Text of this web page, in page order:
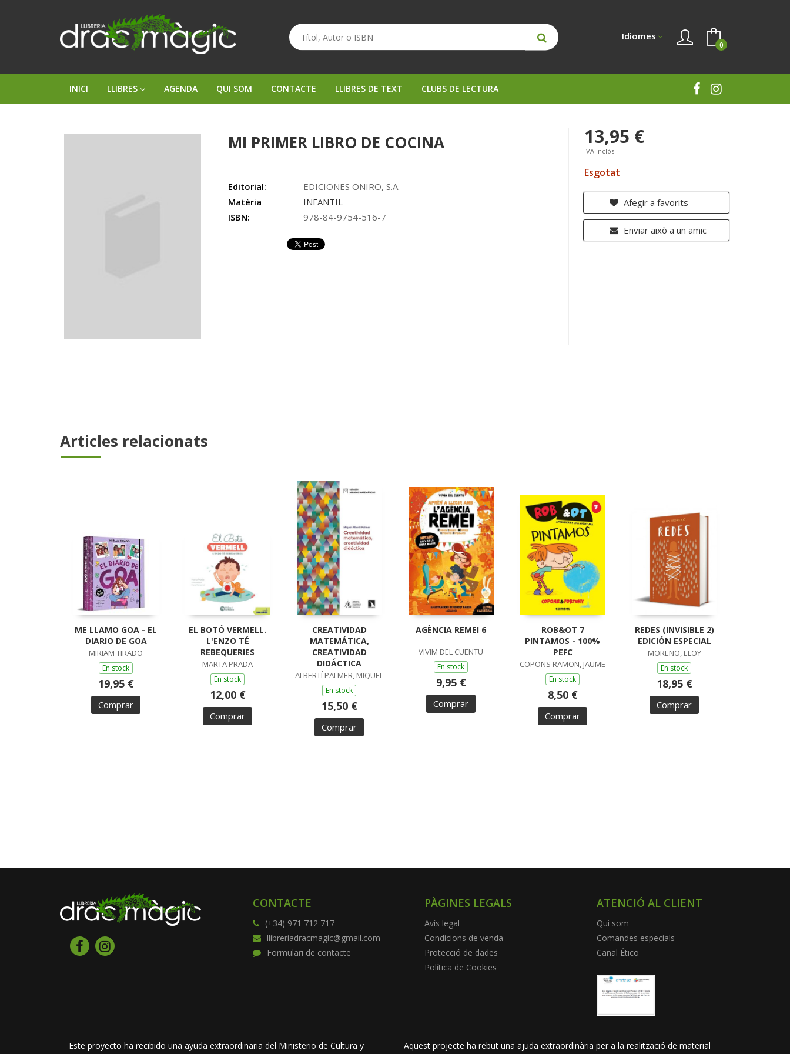
Idiomes
0
INICI LLIBRES AGENDA QUI SOM CONTACTE LLIBRES DE TEXT CLUBS DE LECTURA
MI PRIMER LIBRO DE COCINA
Editorial:
EDICIONES ONIRO, S.A.
Matèria
INFANTIL
ISBN:
978-84-9754-516-7
13,95 €
IVA inclós
Esgotat
Afegir a favorits
Enviar això a un amic
Articles relacionats
ME LLAMO GOA - EL
DIARIO DE GOA
MIRIAM TIRADO
En stock
19,95 €
Comprar
EL BOTÓ VERMELL.
L'ENZO TÉ
REBEQUERIES
MARTA PRADA
En stock
12,00 €
Comprar
CREATIVIDAD
MATEMÁTICA,
CREATIVIDAD
DIDÁCTICA
ALBERTÍ PALMER, MIQUEL
En stock
15,50 €
Comprar
AGÈNCIA REMEI 6
VIVIM DEL CUENTU
En stock
9,95 €
Comprar
ROB&OT 7
PINTAMOS - 100%
PEFC
COPONS RAMON, JAUME
En stock
8,50 €
Comprar
REDES (INVISIBLE 2)
EDICIÓN ESPECIAL
MORENO, ELOY
En stock
18,95 €
Comprar
CONTACTE
(+34) 971 712 717
llibreriadracmagic@gmail.com
Formulari de contacte
PÀGINES LEGALS
Avís legal
Condicions de venda
Protecció de dades
Política de Cookies
ATENCIÓ AL CLIENT
Qui som
Comandes especials
Canal Ético
Este proyecto ha recibido una ayuda extraordinaria del Ministerio de Cultura y
Aquest projecte ha rebut una ajuda extraordinària per a la realització de material